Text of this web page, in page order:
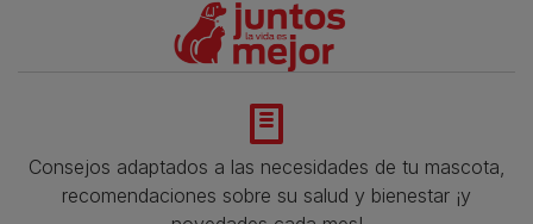
Consejos adaptados a las necesidades de tu mascota,
recomendaciones sobre su salud y bienestar ¡y